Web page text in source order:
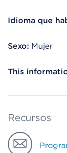
Idioma que
Sexo: Mujer
This
Recursos